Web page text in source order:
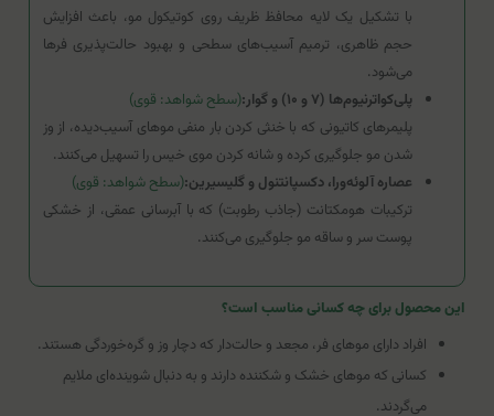
با تشکیل یک لایه محافظ ظریف روی کوتیکول مو، باعث افزایش
حجم ظاهری، ترمیم آسیب‌های سطحی و بهبود حالت‌پذیری فرها
می‌شود.
پلی‌کواترنیوم‌ها (۷ و ۱۰) و گوار:
(سطح شواهد: قوی)
پلیمرهای کاتیونی که با خنثی کردن بار منفی موهای آسیب‌دیده، از وز
شدن مو جلوگیری کرده و شانه کردن موی خیس را تسهیل می‌کنند.
عصاره آلوئه‌ورا، دکسپانتنول و گلیسیرین:(سطح شواهد: قوی)
ترکیبات هومکتانت (جاذب رطوبت) که با آبرسانی عمقی، از خشکی
پوست سر و ساقه مو جلوگیری می‌کنند.
این محصول برای چه کسانی مناسب است؟
افراد دارای موهای فر، مجعد و حالت‌دار که دچار وز و گره‌خوردگی هستند.
کسانی که موهای خشک و شکننده دارند و به دنبال شوینده‌ای ملایم
می‌گردند.